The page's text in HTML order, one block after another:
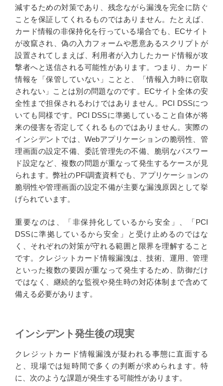
減するための対策であり、残念ながら漏洩を完全に防ぐ
ことを保証してくれるものではありません。たとえば、
カード情報の非保持化を行っている場合でも、ECサイト
が改竄され、偽の入力フォームや悪意あるスクリプトが
設置されてしまえば、利用者が入力したカード情報が攻
撃者へと送信される可能性があります。つまり、カード
情報を「保管していない」ことと、「情報入力時に窃取
されない」ことは別の問題なのです。ECサイト全体の安
全性まで担保されるわけではありません。PCI DSSにつ
いても同様です。PCI DSSに準拠していること自体が将
来の侵害を否定してくれるものではありません。実際の
インシデントでは、Webアプリケーションの脆弱性、管
理画面の設定不備、委託管理先の不備、脆弱なパスワー
ド設定など、複数の問題が重なって発生するケースが見
られます。弊社のPFI調査資料でも、アプリケーションの
脆弱性や管理画面の設定不備が主要な漏洩原因として挙
げられています。
重要なのは、「非保持化しているから安全」、「PCI
DSSに準拠しているから安全」と受け止めるのではな
く、それぞれの対策が守れる範囲と限界を理解すること
です。クレジットカード情報漏洩は、技術、運用、管理
といった複数の要因が重なって発生するため、防御だけ
ではなく、継続的な監視や発生時の対応体制まで含めて
備える必要があります。
インシデント発生後の現実
クレジットカード情報漏洩が疑われる事態に直面する
と、現場では短時間で多くの判断が求められます。特
に、次のような課題が発生する可能性があります。